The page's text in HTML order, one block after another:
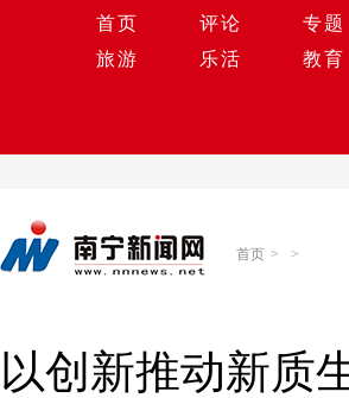
首页 评论 专题
旅游
乐活 教育
首页 > >
以创新推动新质